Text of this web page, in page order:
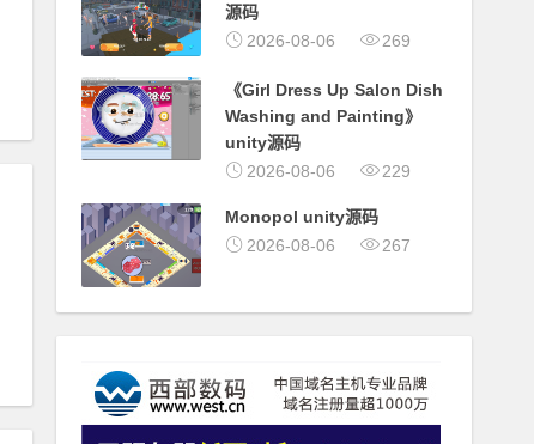
源码
2026-08-06
269
《Girl Dress Up Salon Dish
Washing and Painting》
unity源码
2026-08-06
229
Monopol unity源码
2026-08-06
267